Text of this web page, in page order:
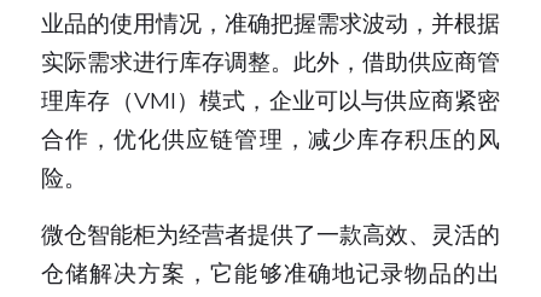
业品的使用情况，准确把握需求波动，并根据
实际需求进行库存调整。此外，借助供应商管
理库存（VMI）模式，企业可以与供应商紧密
合作，优化供应链管理，减少库存积压的风
险。
微仓智能柜为经营者提供了一款高效、灵活的
仓储解决方案，它能够准确地记录物品的出